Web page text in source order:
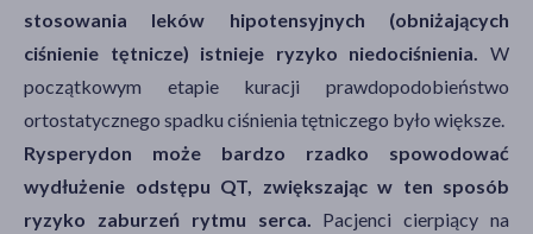
stosowania leków hipotensyjnych (obniżających
ciśnienie tętnicze) istnieje ryzyko niedociśnienia. W
początkowym etapie kuracji prawdopodobieństwo
ortostatycznego spadku ciśnienia tętniczego było większe.
Rysperydon może bardzo rzadko spowodować
wydłużenie odstępu QT, zwiększając w ten sposób
ryzyko zaburzeń rytmu serca. Pacjenci cierpiący na